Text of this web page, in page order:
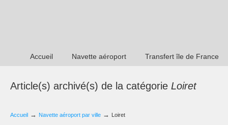
Accueil Navette aéroport Transfert île de France
Article(s) archivé(s) de la catégorie Loiret
Accueil → Navette aéroport par ville → Loiret